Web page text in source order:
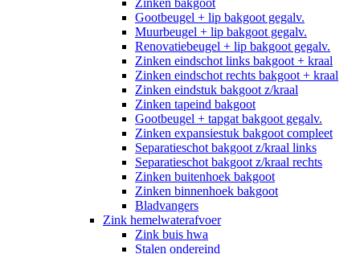
Zinken bakgoot
Gootbeugel + lip bakgoot gegalv.
Muurbeugel + lip bakgoot gegalv.
Renovatiebeugel + lip bakgoot gegalv.
Zinken eindschot links bakgoot + kraal
Zinken eindschot rechts bakgoot + kraal
Zinken eindstuk bakgoot z/kraal
Zinken tapeind bakgoot
Gootbeugel + tapgat bakgoot gegalv.
Zinken expansiestuk bakgoot compleet
Separatieschot bakgoot z/kraal links
Separatieschot bakgoot z/kraal rechts
Zinken buitenhoek bakgoot
Zinken binnenhoek bakgoot
Bladvangers
Zink hemelwaterafvoer
Zink buis hwa
Stalen ondereind